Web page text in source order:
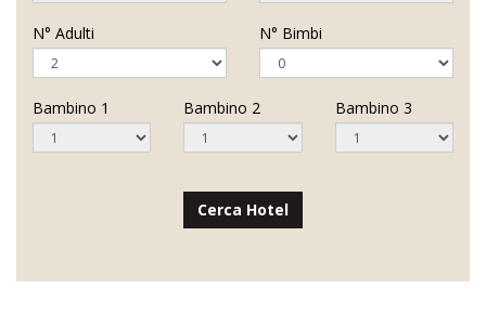
N° Adulti N° Bimbi
Bambino 1 Bambino 2 Bambino 3
Cerca Hotel